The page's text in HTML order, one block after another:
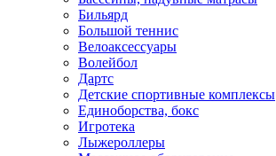
Бильярд
Большой теннис
Велоаксессуары
Волейбол
Дартс
Детские спортивные комплексы
Единоборства, бокс
Игротека
Лыжероллеры